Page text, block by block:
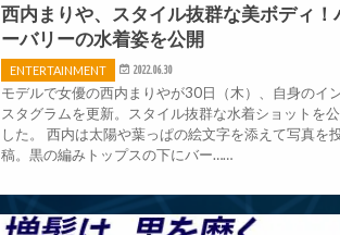
西内まりや、スタイル抜群な美ボディ！
ーバリーの水着姿を公開
ENTERTAINMENT 2022.06.30
モデルで女優の西内まりやが30日（木）、自身のイ
スタグラムを更新。スタイル抜群な水着ショットを
した。 西内は太陽や葉っぱの絵文字を添えて写真を
稿。黒の編みトップスの下にバー……